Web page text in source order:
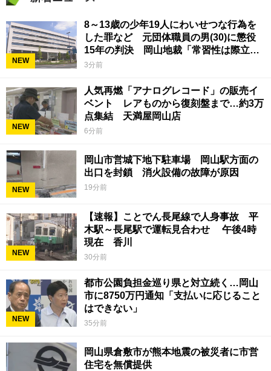
NEW
8～13歳の少年19人にわいせつな行為を
した罪など 元団体職員の男(30)に懲役
15年の判決 岡山地裁「常習性は際立っ
ていて被害結果も非常に重い」
3分前
NEW
人気再燃「アナログレコード」の販売イ
ベント レアものから復刻盤まで…約3万
点集結 天満屋岡山店
6分前
NEW
岡山市営城下地下駐車場 岡山駅方面の
出口を封鎖 消火設備の故障が原因
19分前
NEW
【速報】ことでん長尾線で人身事故 平
木駅～長尾駅で運転見合わせ 午後4時
現在 香川
30分前
NEW
都市公園負担金巡り県と対立続く…岡山
市に8750万円通知「支払いに応じること
はできない」
35分前
岡山県倉敷市が熊本地震の被災者に市営
住宅を無償提供